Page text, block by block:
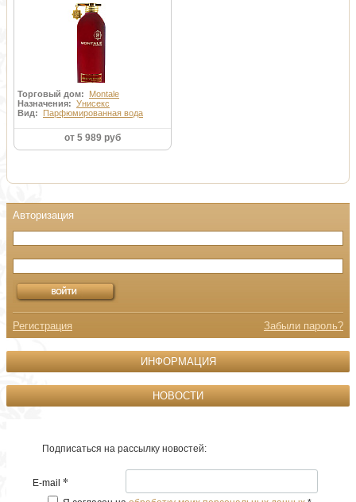
Торговый дом: Montale
Назначения: Унисекс
Вид: Парфюмированная вода
от 5 989 руб
Регистрация Забыли пароль?
ИНФОРМАЦИЯ
НОВОСТИ
Подписаться на рассылку новостей:
E-mail *